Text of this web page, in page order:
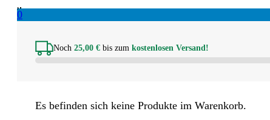
0
Noch 25,00 € bis zum kostenlosen Versand!
Es befinden sich keine Produkte im Warenkorb.